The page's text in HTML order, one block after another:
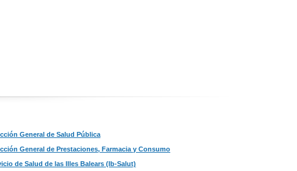
General de Salud Pública
General de Prestaciones, Farmacia y Consumo
de Salud de las Illes Balears (Ib-Salut)